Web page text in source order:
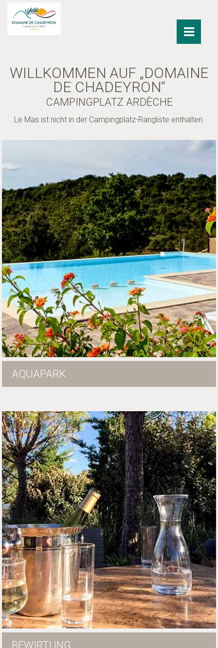
WILLKOMMEN AUF „DOMAINE
DE CHADEYRON“
CAMPINGPLATZ ARDÈCHE
Le Mas ist nicht in der Campingplatz-Rangliste enthalten.
AQUAPARK
BEWIRTUNG